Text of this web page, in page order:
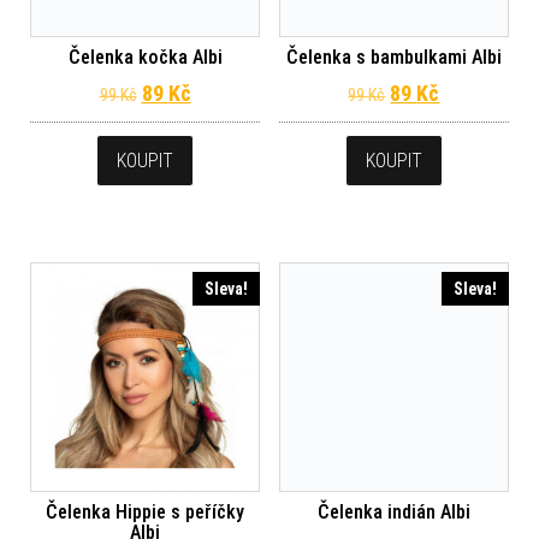
Čelenka kočka Albi
99Kč Původní cena byla: 99 Kč.
89 KčAktuální cena je: 89 Kč.
KOUPIT
Čelenka s bambulkami Albi
99Kč Původní cena
89 Kč
KOUPIT
Sleva!
Čelenka Hippie s peříčky
Albi
Sleva!
Čelenka indián Albi